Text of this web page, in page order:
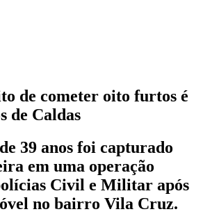
de cometer oito furtos é
de Caldas
39 anos foi capturado
em uma operação
Civil e Militar após
no bairro Vila Cruz.